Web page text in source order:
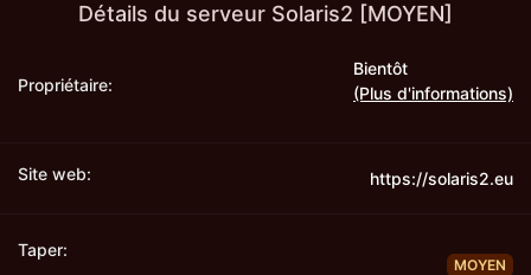
Détails du serveur Solaris2 [MOYEN]
Propriétaire:
Bientôt
(Plus d'informations)
Site web: https://solaris2.eu
Taper:
MOYEN